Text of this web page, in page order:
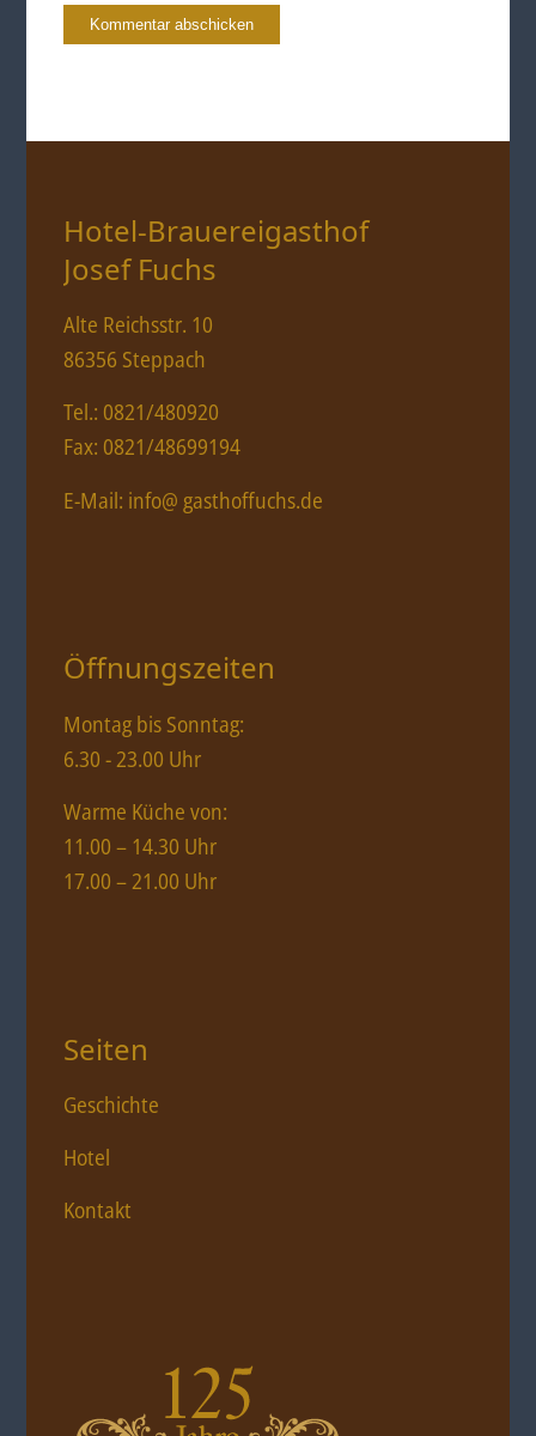
Hotel-Brauereigasthof
Josef Fuchs
Alte Reichsstr. 10
86356 Steppach
Tel.: 0821/480920
Fax: 0821/48699194
E-Mail: info@ gasthoffuchs.de
Öffnungszeiten
Montag bis Sonntag:
6.30 - 23.00 Uhr
Warme Küche von:
11.00 – 14.30 Uhr
17.00 – 21.00 Uhr
Seiten
Geschichte
Hotel
Kontakt